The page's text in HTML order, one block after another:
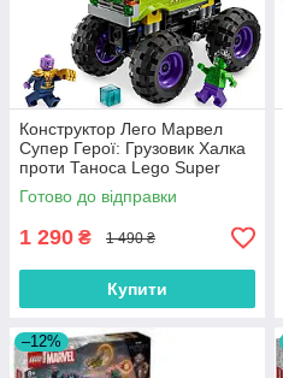
Конструктор Лего Марвел
Супер Герої: Грузовик Халка
проти Таноса Lego Super
Heroes 76312
Готово до відправки
1 290 ₴ 1 490 ₴
Купити
–12%